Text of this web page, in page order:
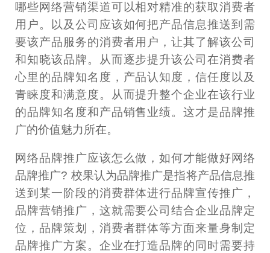
哪些网络营销渠道可以相对精准的获取消费者
用户。以及公司应该如何把产品信息推送到需
要该产品服务的消费者用户，让其了解该公司
和知晓该品牌。从而逐步提升该公司在消费者
心里的品牌知名度，产品认知度，信任度以及
青睐度和满意度。从而提升整个企业在该行业
的品牌知名度和产品销售业绩。这才是品牌推
广的价值魅力所在。
网络品牌推广应该怎么做，如何才能做好网络
品牌推广? 校果认为品牌推广是指将产品信息推
送到某一阶段的消费群体进行品牌宣传推广，
品牌营销推广，这就需要公司结合企业品牌定
位，品牌策划，消费者群体等方面来量身制定
品牌推广方案。企业在打造品牌的同时需要持